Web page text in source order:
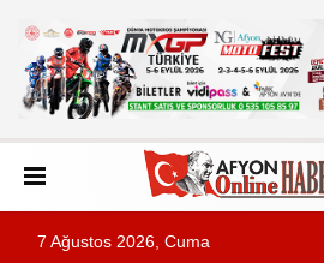
7 Ağustos 2026, Cuma